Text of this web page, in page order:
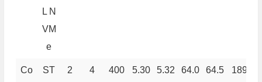
L N
VM
e
Co
ST
2 4 400 5.30 5.32
64.0
64.5
189